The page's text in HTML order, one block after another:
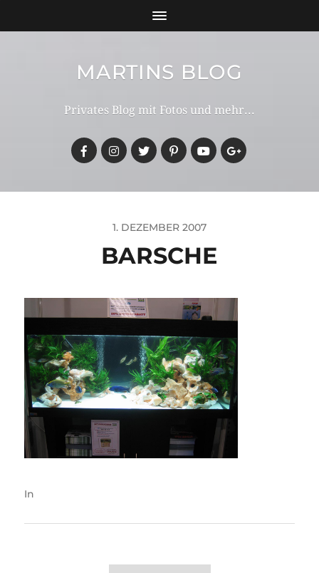
MARTINS BLOG
Privates Blog mit Fotos und mehr...
1. DEZEMBER 2007
BARSCHE
In